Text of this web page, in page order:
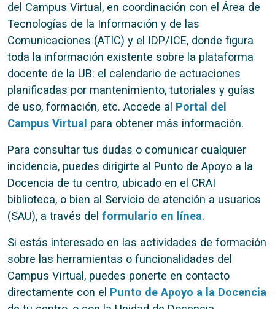
del Campus Virtual, en coordinación con el Área de
Tecnologías de la Información y de las
Comunicaciones (ATIC) y el IDP/ICE, donde figura
toda la información existente sobre la plataforma
docente de la UB: el calendario de actuaciones
planificadas por mantenimiento, tutoriales y guías
de uso, formación, etc. Accede al Portal del
Campus Virtual para obtener más información.
Para consultar tus dudas o comunicar cualquier
incidencia, puedes dirigirte al Punto de Apoyo a la
Docencia de tu centro, ubicado en el CRAI
biblioteca, o bien al Servicio de atención a usuarios
(SAU), a través del formulario en línea.
Si estás interesado en las actividades de formación
sobre las herramientas o funcionalidades del
Campus Virtual, puedes ponerte en contacto
directamente con el Punto de Apoyo a la Docencia